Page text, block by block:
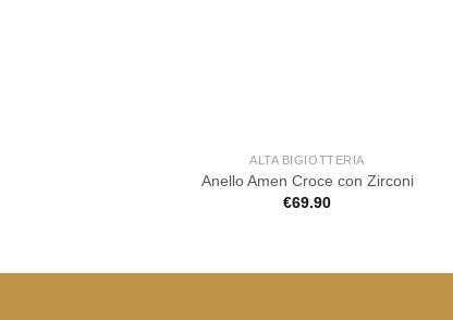
ALTA BIGIOTTERIA
Anello Amen Croce con Zirconi
€69.90